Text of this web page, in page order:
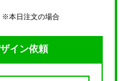
※本日注文の場合
イン依頼